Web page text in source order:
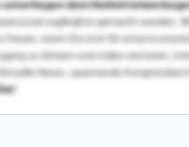
unterliegen dem
zugänglich gemacht werden.
freuen, wenn Sie sich für einen
zu diesem und vielen weiteren,
News, spannende